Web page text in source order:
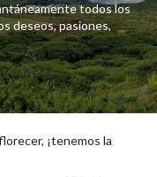
todos los
deseos, pasiones,
¡tenemos la